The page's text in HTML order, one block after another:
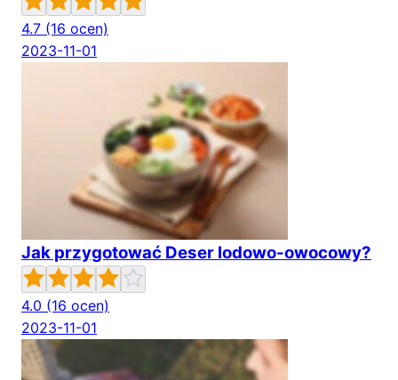
4.7 (16 ocen)
2023-11-01
Jak przygotować Deser lodowo-owocowy?
4.0 (16 ocen)
2023-11-01